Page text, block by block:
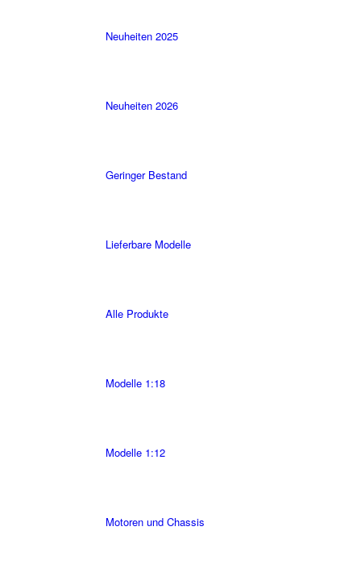
Neuheiten 2025
Neuheiten 2026
Geringer Bestand
Lieferbare Modelle
Alle Produkte
Modelle 1:18
Modelle 1:12
Motoren und Chassis